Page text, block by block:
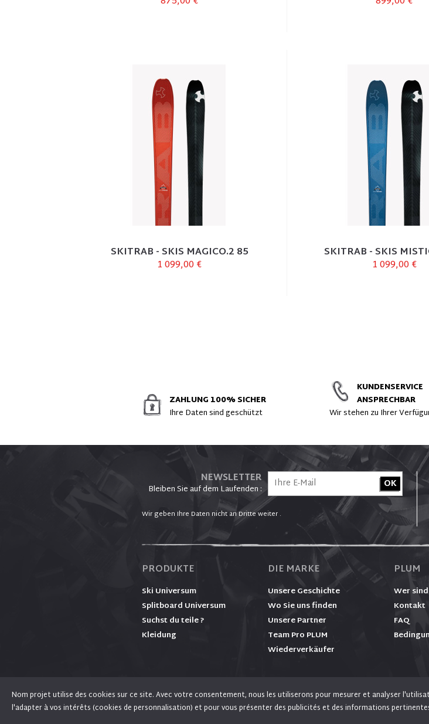
SKITRAB - SKIS MAGICO.2 85
1 099,00 €
SKITRAB - SKIS
1 099,00 €
ZAHLUNG 100% SICHER
Ihre Daten sind geschützt
KUNDENSERVICE
ANSPRECHBAR
Wir stehen zu Ihrer
NEWSLETTER
Bleiben Sie auf dem Laufenden :
Wir geben Ihre Daten nicht an Dritte weiter .
PRODUKTE
Ski Universum
Splitboard Universum
Suchst du teile ?
Kleidung
DIE MARKE
Unsere Geschichte
Wo Sie uns finden
Unsere Partner
Team Pro PLUM
Wiederverkäufer
PLUM
Wer
Kontakt
FAQ
En poursuivant votre navigation sur ce site, vous acceptez l'utilisation de cookies pour vous proposer
permettre le partage de pages sur les réseaux
Nom projet utilise des cookies sur ce site. Avec votre consentement, nous les utiliserons pour mesurer et analyser
l'adapter à vos intérêts (cookies de personnalisation) et pour vous présenter des publicités et des informations© PLUM 2026 -